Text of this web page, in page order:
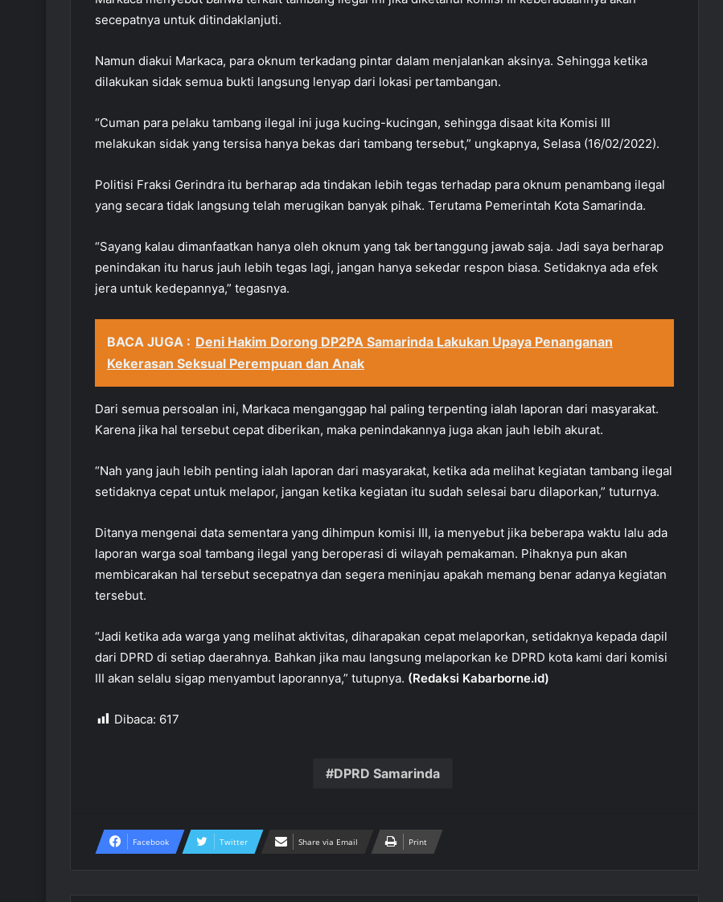
secepatnya untuk ditindaklanjuti.
Namun diakui Markaca, para oknum terkadang pintar dalam menjalankan aksinya. Sehingga ketika
dilakukan sidak semua bukti langsung lenyap dari lokasi pertambangan.
“Cuman para pelaku tambang ilegal ini juga kucing-kucingan, sehingga disaat kita Komisi III
melakukan sidak yang tersisa hanya bekas dari tambang tersebut,” ungkapnya, Selasa (16/02/2022).
Politisi Fraksi Gerindra itu berharap ada tindakan lebih tegas terhadap para oknum penambang ilegal
yang secara tidak langsung telah merugikan banyak pihak. Terutama Pemerintah Kota Samarinda.
“Sayang kalau dimanfaatkan hanya oleh oknum yang tak bertanggung jawab saja. Jadi saya berharap
penindakan itu harus jauh lebih tegas lagi, jangan hanya sekedar respon biasa. Setidaknya ada efek
jera untuk kedepannya,” tegasnya.
BACA JUGA : Deni Hakim Dorong DP2PA Samarinda Lakukan Upaya Penanganan
Kekerasan Seksual Perempuan dan Anak
Dari semua persoalan ini, Markaca menganggap hal paling terpenting ialah laporan dari masyarakat.
Karena jika hal tersebut cepat diberikan, maka penindakannya juga akan jauh lebih akurat.
“Nah yang jauh lebih penting ialah laporan dari masyarakat, ketika ada melihat kegiatan tambang ilegal
setidaknya cepat untuk melapor, jangan ketika kegiatan itu sudah selesai baru dilaporkan,” tuturnya.
Ditanya mengenai data sementara yang dihimpun komisi III, ia menyebut jika beberapa waktu lalu ada
laporan warga soal tambang ilegal yang beroperasi di wilayah pemakaman. Pihaknya pun akan
membicarakan hal tersebut secepatnya dan segera meninjau apakah memang benar adanya kegiatan
tersebut.
“Jadi ketika ada warga yang melihat aktivitas, diharapakan cepat melaporkan, setidaknya kepada dapil
dari DPRD di setiap daerahnya. Bahkan jika mau langsung melaporkan ke DPRD kota kami dari komisi
III akan selalu sigap menyambut laporannya,” tutupnya. (Redaksi Kabarborne.id)
Dibaca: 617
DPRD Samarinda
Facebook Twitter Share via Email Print